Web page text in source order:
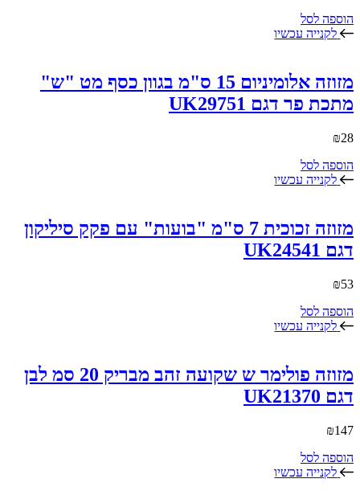
הוספה לסל
לקנייה עכשיו
מזוזה אלומיניום 15 ס"מ בגוון כסף מט "ש"
מתכת פר דגם UK29751
₪28
הוספה לסל
לקנייה עכשיו
מזוזה זכוכית 7 ס"מ "בועות" עם פקק סיליקון
דגם UK24541
₪53
הוספה לסל
לקנייה עכשיו
מזוזה פולימר ש שקועה זהב מבריק 20 סמ לבן
דגם UK21370
₪147
הוספה לסל
לקנייה עכשיו